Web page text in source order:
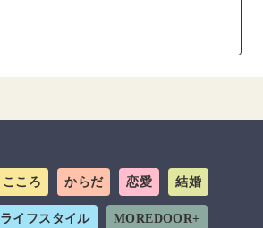
こころ からだ 恋愛 結婚
ライフスタイル MOREDOOR+